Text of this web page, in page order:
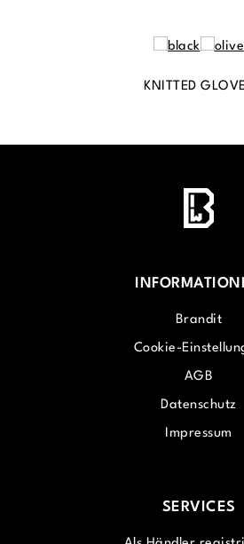
KNITTED
Brandit
Cookie-
AGB
Datenschutz
Impressum
SERVICES